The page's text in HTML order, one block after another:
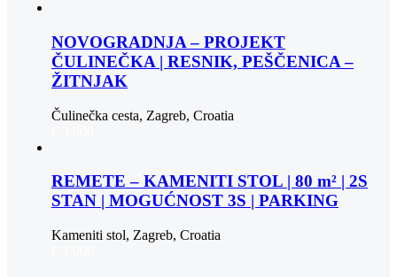
NOVOGRADNJA – PROJEKT
ČULINEČKA | RESNIK, PEŠČENICA –
ŽITNJAK
Čulinečka cesta, Zagreb, Croatia
REMETE – KAMENITI STOL | 80 m² | 2S
STAN | MOGUĆNOST 3S | PARKING
Kameniti stol, Zagreb, Croatia